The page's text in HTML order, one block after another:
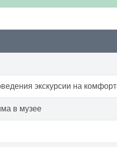
экскурсии на
в музее